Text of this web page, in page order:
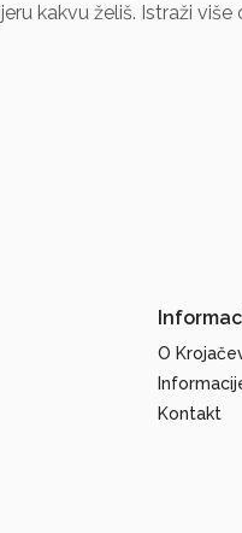
kakvu želiš. Istraži
O
Kontakt